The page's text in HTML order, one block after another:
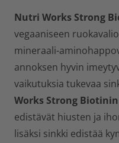
Nutri Works Strong
vegaaniseen
mineraali-
annoksen hyvin
vaikutuksia tukevaa
Works Strong Biotinin
edistävät hiusten ja
lisäksi sinkki edistää